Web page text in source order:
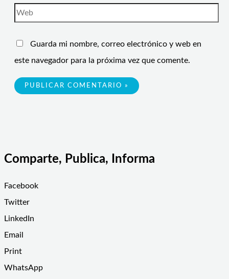
Guarda mi nombre, correo electrónico y web en
este navegador para la próxima vez que comente.
Comparte, Publica, Informa
Facebook
Twitter
LinkedIn
Email
Print
WhatsApp